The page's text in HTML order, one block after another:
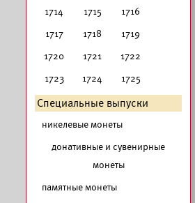
1714
1715
1716
1717
1718
1719
1720
1721
1722
1723
1724 1725
Специальные выпуски
никелевые монеты
донативные и сувенирные
монеты
памятные монеты